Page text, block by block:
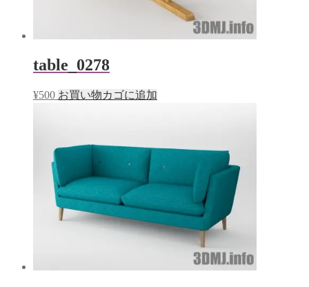
table_0278
¥500 お買い物カゴに追加